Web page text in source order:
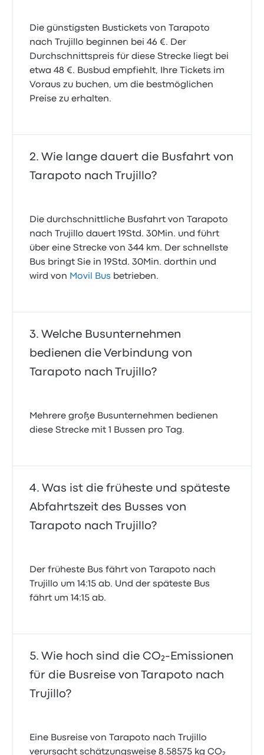
Die günstigsten Bustickets von Tarapoto
nach Trujillo beginnen bei 46 €. Der
Durchschnittspreis für diese Strecke liegt bei
etwa 48 €. Busbud empfiehlt, Ihre Tickets im
Voraus zu buchen, um die bestmöglichen
Preise zu erhalten.
Wie lange dauert die Busfahrt von
Tarapoto nach Trujillo?
Die durchschnittliche Busfahrt von Tarapoto
nach Trujillo dauert 19Std. 30Min. und führt
über eine Strecke von 344 km. Der schnellste
Bus bringt Sie in 19Std. 30Min. dorthin und
wird von Movil Bus betrieben.
Welche Busunternehmen
bedienen die Verbindung von
Tarapoto nach Trujillo?
Mehrere große Busunternehmen bedienen
diese Strecke mit 1 Bussen pro Tag.
Was ist die früheste und späteste
Abfahrtszeit des Busses von
Tarapoto nach Trujillo?
Der früheste Bus fährt von Tarapoto nach
Trujillo um 14:15 ab. Und der späteste Bus
fährt um 14:15 ab.
Wie hoch sind die CO₂-Emissionen
für die Busreise von Tarapoto nach
Trujillo?
Eine Busreise von Tarapoto nach Trujillo
verursacht schätzungsweise 8.58575 kg CO₂